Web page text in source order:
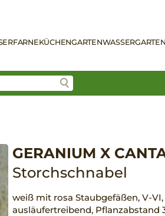
FARNEKÜCHENGARTENWASSERGARTEN
GERANIUM X
Storchschnabel
weiß mit rosa Staubgefäßen, V-
ausläufertreibend, Pflanzabstand